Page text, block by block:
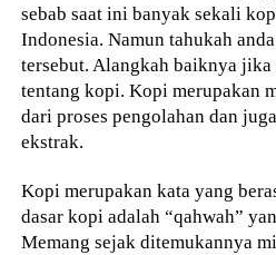
sebab saat ini banyak sekali
Indonesia. Namun tahukah
tersebut. Alangkah baiknya
tentang kopi. Kopi merupakan
dari proses pengolahan dan
ekstrak.
Kopi merupakan kata yang
dasar kopi adalah “qahwah”
Memang sejak ditemukannya